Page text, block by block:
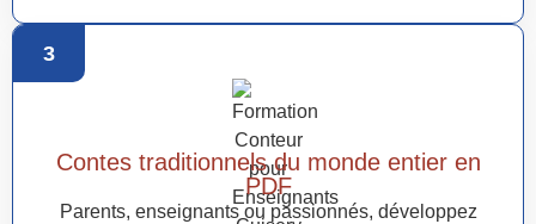
3
Contes traditionnels du monde entier en
PDF
Parents, enseignants ou passionnés, développez